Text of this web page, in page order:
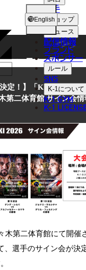
English
選手
ショップ
ニュース
配信情報
ブランド
スポンサー
ルール
SNS
K-1について
K-1 GYM
K-1
NEWS
ニュース
定！】「K-1 GENKI
第二体育館 サイン会情
木第二体育館にて開催
、選手のサイン会が決